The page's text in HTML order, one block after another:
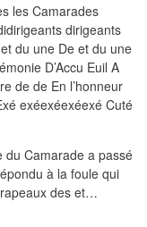
les Camarades
dirigeants
du une De et du une
D’Accu Euil A
de de En l’honneur
exéexéexéexé Cuté
du Camarade a passé
à la foule qui
des et…